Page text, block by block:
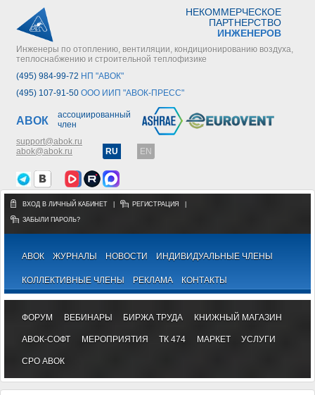
НЕКОММЕРЧЕСКОЕ
ПАРТНЕРСТВО
ИНЖЕНЕРОВ
Инженеры по отоплению, вентиляции, кондиционированию воздуха,
теплоснабжению и строительной теплофизике
(495) 984-99-72 НП "АВОК"
(495) 107-91-50 ООО ИИП "АВОК-ПРЕСС"
АВОК
ассоциированный
член
support@abok.ru
abok@abok.ru
RU EN
ВХОД В ЛИЧНЫЙ КАБИНЕТ РЕГИСТРАЦИЯ
ЗАБЫЛИ ПАРОЛЬ?
АВОК ЖУРНАЛЫ НОВОСТИ ИНДИВИДУАЛЬНЫЕ ЧЛЕНЫ
КОЛЛЕКТИВНЫЕ ЧЛЕНЫ РЕКЛАМА КОНТАКТЫ
ФОРУМ ВЕБИНАРЫ БИРЖА ТРУДА КНИЖНЫЙ МАГАЗИН
АВОК-СОФТ МЕРОПРИЯТИЯ ТК 474 МАРКЕТ УСЛУГИ
СРО АВОК